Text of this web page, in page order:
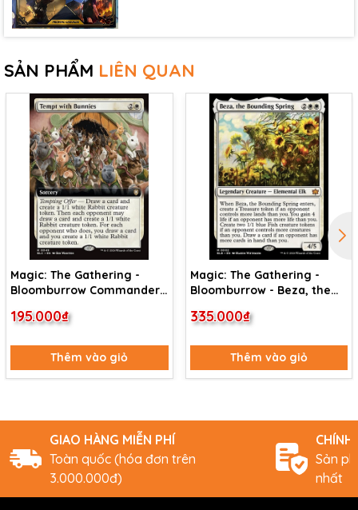
SẢN PHẨM LIÊN QUAN
Magic: The Gathering -
Bloomburrow Commander -
195.000₫
Thêm vào giỏ
Magic: The Gathering -
Bloomburrow - Beza, the
335.000₫
Thêm vào giỏ
GIAO HÀNG MIỄN PHÍ
Toàn quốc (hóa đơn trên
3.000.000đ)
CHÍNH
Sản
nhất